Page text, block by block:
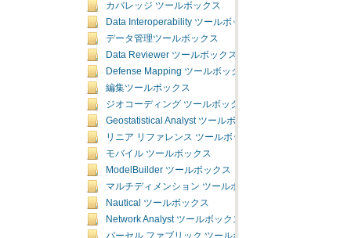
カバレッジ ツールボックス
Data Interoperability ツールボックス
データ管理ツールボックス
Data Reviewer ツールボックス
Defense Mapping ツールボックス
編集ツールボックス
ジオコーディング ツールボックス
Geostatistical Analyst ツールボックス
リニア リファレンス ツールボックス
モバイル ツールボックス
ModelBuilder ツールボックス
マルチディメンション ツールボックス
Nautical ツールボックス
Network Analyst ツールボックス
パーセル ファブリック ツールボックス